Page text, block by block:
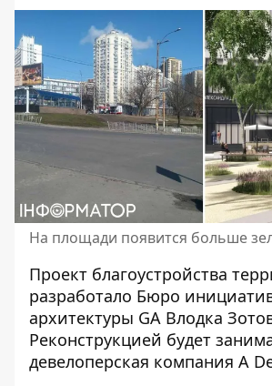
На площади появится больше
Проект благоустройства
разработало Бюро
архитектуры GA Влодка
Реконструкцией будет
девелоперская компания А